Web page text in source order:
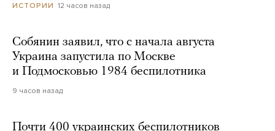
ИСТОРИИ 12 часов назад
Собянин заявил, что с начала августа
Украина запустила по Москве
и Подмосковью 1984 беспилотника
9 часов назад
Почти 400 украинских беспилотников